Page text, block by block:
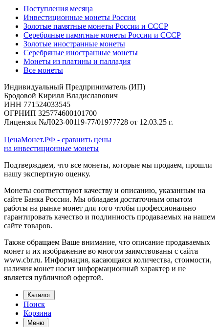
Поступления месяца
Инвестиционные монеты России
Золотые памятные монеты России и СССР
Серебряные памятные монеты России и СССР
Золотые иностранные монеты
Серебряные иностранные монеты
Монеты из платины и палладия
Все монеты
Индивидуальный Предприниматель (ИП)
Бродовой Кирилл Владиславович
ИНН 771524033545
ОГРНИП 325774600101700
Лицензия №Л023-00119-77/01977728 от 12.03.25 г.
ЦенаМонет.РФ - сравнить цены
на инвестиционные монеты
Подтверждаем, что все монеты, которые мы продаем, прошли
нашу экспертную оценку.
Монеты соответствуют качеству и описанию, указанным на
сайте Банка России. Мы обладаем достаточным опытом
работы на рынке монет для того чтобы профессионально
гарантировать качество и подлинность продаваемых на нашем
сайте товаров.
Также обращаем Ваше внимание, что описание продаваемых
монет и их изображение во многом заимствованы с сайта
www.cbr.ru. Информация, касающаяся количества, стоимости,
наличия монет носит информационный характер и не
является публичной офертой.
Каталог
Поиск
Корзина
Меню